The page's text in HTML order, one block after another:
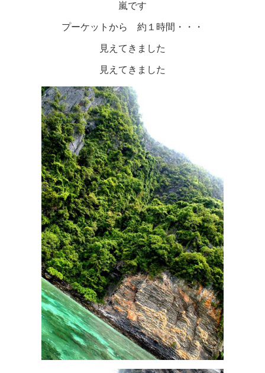
嵐です
プーケットから 約１時間・・・
見えてきました
見えてきました